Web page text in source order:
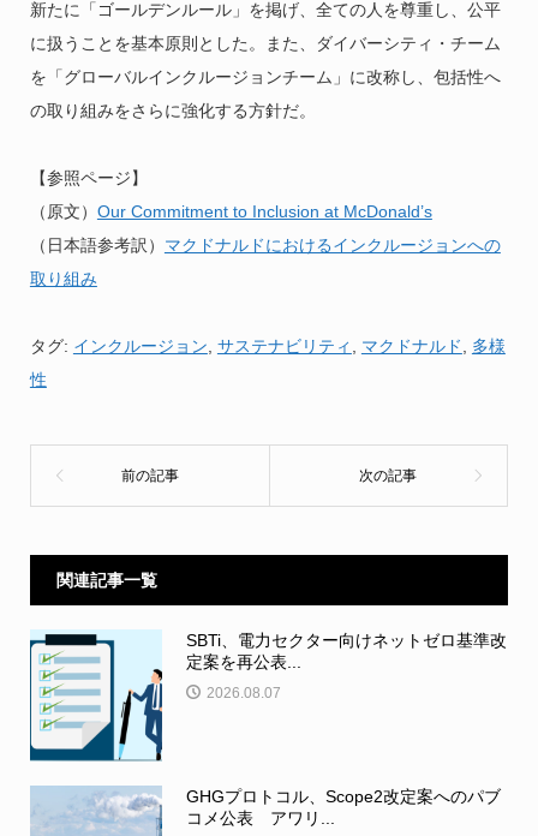
新たに「ゴールデンルール」を掲げ、全ての人を尊重し、公平
に扱うことを基本原則とした。また、ダイバーシティ・チーム
を「グローバルインクルージョンチーム」に改称し、包括性へ
の取り組みをさらに強化する方針だ。
【参照ページ】
（原文） Our Commitment to Inclusion at McDonald’s
（日本語参考訳） マクドナルドにおけるインクルージョンへの
取り組み
タグ: インクルージョン サステナビリティ マクドナルド
多様
性
関連記事一覧
SBTi、電力セクター向けネットゼロ基準改
定案を再公表...
2026.08.07
GHGプロトコル、Scope2改定案へのパブ
コメ公表 アワリ...